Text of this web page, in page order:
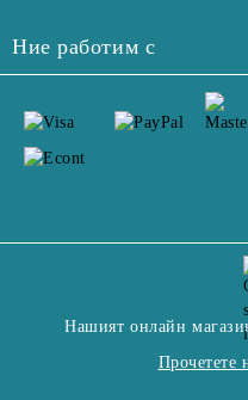
Ние работим с
Нашият онлайн
Прочетете